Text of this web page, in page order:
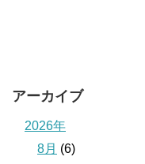
アーカイブ
2026年
8月 (6)